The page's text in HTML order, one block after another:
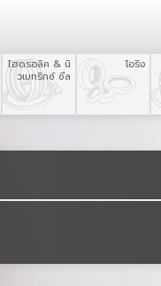
ไฮดรอลิค & นิ
วเมทริกซ์ ซีล
โอริง